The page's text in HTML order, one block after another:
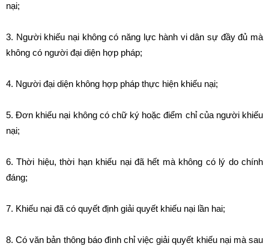
nại;
3. Người khiếu nại không có năng lực hành vi dân sự đầy đủ mà
không có người đại diện hợp pháp;
4. Người đại diện không hợp pháp thực hiện khiếu nại;
5. Đơn khiếu nại không có chữ ký hoặc điểm chỉ của người khiếu
nại;
6. Thời hiệu, thời hạn khiếu nại đã hết mà không có lý do chính
đáng;
7. Khiếu nại đã có quyết định giải quyết khiếu nại lần hai;
8. Có văn bản thông báo đình chỉ việc giải quyết khiếu nại mà sau